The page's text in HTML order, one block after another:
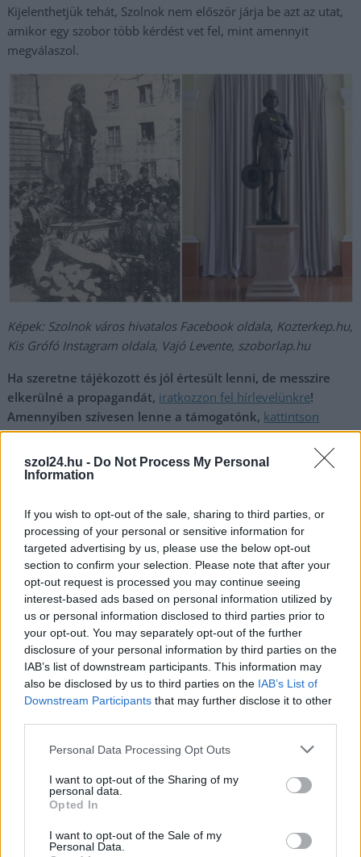
szol24.hu - Do Not Process My Personal
Information
If you wish to opt-out of the sale, sharing to third parties, or
processing of your personal or sensitive information for
targeted advertising by us, please use the below opt-out
section to confirm your selection. Please note that after your
opt-out request is processed you may continue seeing
interest-based ads based on personal information utilized by
us or personal information disclosed to third parties prior to
your opt-out. You may separately opt-out of the further
disclosure of your personal information by third parties on the
IAB’s list of downstream participants. This information may
also be disclosed by us to third parties on the IAB’s List of
Downstream Participants that may further disclose it to other
Please note that this website/app uses one or more Google
not limited to your visit or usage behaviour. You may click to
grant or deny consent to Google and its third-party tags to
use your data for below specified purposes in below Google
consent section.
Personal Data Processing Opt Outs
I want to opt-out of the Sharing of my
personal data.
Opted In
I want to opt-out of the Sale of my
Personal Data.
Kijelenthetjük tehát, Szolnok nem először járja be azt az utat,
amikor egy szobor több kérdést vet fel, mint amennyit
megválaszol.
Képek: Szolnok város hivatalos Facebook oldala, Kozterkep.hu,
Kis Grófó Instagram oldala, Vajó Levente, szoborlap.hu
Ha szeretne tájékozott és jól értesült lenni, de messzire
elkerülné a propagandát, iratkozzon fel hírlevelünkre!
Amennyiben szívesen lenne a támogatónk, kattintson
ideés csatlakozzon adománygyűjtésünkhöz!
Szolnok bajnai zsolt, blogszolnok ,Kossuth-szobor, köztéri szobrok
közterek
Bejegyzés
navigáció
Komoly katonai jelenlétre
kell készülni Szolnok megye
településein
Hollandiában bizonyítottak:
tíz érmet hoztak haza a
megye sportolói
Kapcsolódó cikkek